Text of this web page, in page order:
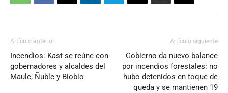
Artículo anterior
Incendios: Kast se reúne con
gobernadores y alcaldes del
Maule, Ñuble y Biobío
Artículo siguiente
Gobierno da nuevo balance
por incendios forestales: no
hubo detenidos en toque de
queda y se mantienen 19